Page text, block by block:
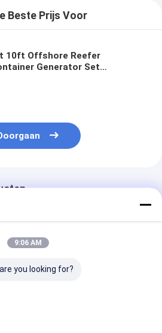
Beste Prijs Voor
10ft Offshore Reefer
Generator Set
9:06 AM
you looking for?